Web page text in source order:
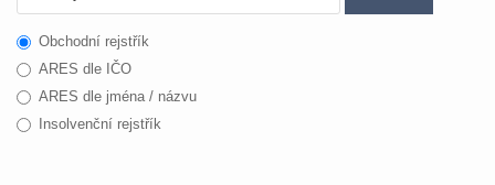
Obchodní rejstřík
ARES dle IČO
ARES dle jména / názvu
Insolvenční rejstřík